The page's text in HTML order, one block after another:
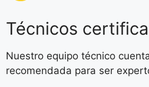
Técnicos
Nuestro equipo técnico
recomendada para ser